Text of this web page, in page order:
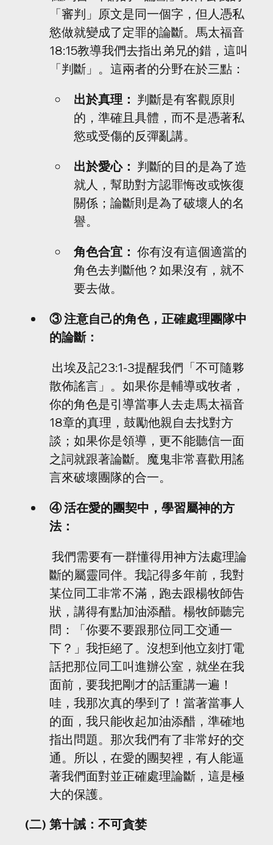
「審判」原文是同一個字，但人憑私
慾做就變成了定罪的論斷。馬太福音
18:15教導我們去指出弟兄的錯，這叫
「判斷」。這兩者的分野在於三點：
出於真理： 判斷是有客觀原則
的，準確且具體，而不是憑著私
慾或受傷的反彈亂講。
出於愛心： 判斷的目的是為了造
就人，幫助對方認罪悔改或恢復
關係；論斷則是為了破壞人的名
譽。
角色合宜： 你有沒有這個適當的
角色去判斷他？如果沒有，就不
要去做。
③ 注意自己的角色，正確處理團隊中
的論斷：
散佈謠言」。如果你是輔導或牧者，
你的角色是引導當事人去走馬太福音
18章的真理，鼓勵他親自去找對方
談；如果你是領導，更不能聽信一面
之詞就跟著論斷。魔鬼非常喜歡用謠
言來破壞團隊的合一。
④ 活在愛的團契中，學習屬神的方
法：
斷的屬靈同伴。我記得多年前，我對
某位同工非常不滿，跑去跟楊牧師告
狀，講得有點加油添醋。楊牧師聽完
問：「你要不要跟那位同工交通一
下？」我拒絕了。沒想到他立刻打電
話把那位同工叫進辦公室，就坐在我
面前，要我把剛才的話重講一遍！
哇，我那次真的學到了！當著當事人
的面，我只能收起加油添醋，準確地
指出問題。那次我們有了非常好的交
通。所以，在愛的團契裡，有人能逼
著我們面對並正確處理論斷，這是極
大的保護。
(二) 第十誡：不可貪婪